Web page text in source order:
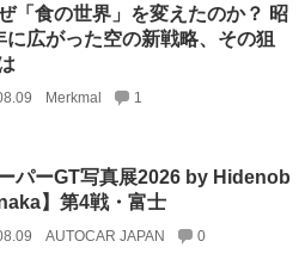
「食の世界」を変えたのか？ 昭
に広がった空の新戦略、その狙
Merkmal 1
ーパーGT写真展2026 by Hidenob
】第4戦・富士
AUTOCAR JAPAN 0